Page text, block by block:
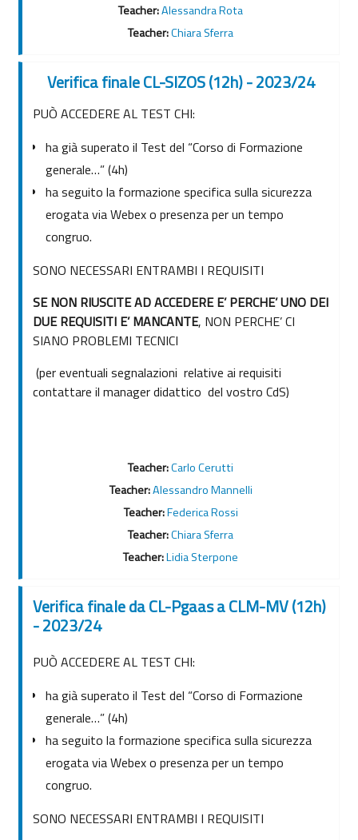
Teacher:Alessandra Rota
Teacher:Chiara Sferra
Verifica finale CL-SIZOS (12h) - 2023/24
PUÒ ACCEDERE AL TEST CHI:
ha già superato il Test del “Corso di Formazione
generale…” (4h)
ha seguito la formazione specifica sulla sicurezza
erogata via Webex o presenza per un tempo
congruo.
SONO NECESSARI ENTRAMBI I REQUISITI
SE NON RIUSCITE AD ACCEDERE E’ PERCHE’ UNO DEI
DUE REQUISITI E’ MANCANTE, NON PERCHE’ CI
SIANO PROBLEMI TECNICI
(per eventuali segnalazioni relative ai requisiti
contattare il manager didattico del vostro CdS)
Teacher:Carlo Cerutti
Teacher:Alessandro Mannelli
Teacher:Federica Rossi
Teacher:Chiara Sferra
Teacher:Lidia Sterpone
Verifica finale da CL-Pgaas a CLM-MV (12h)
- 2023/24
PUÒ ACCEDERE AL TEST CHI:
ha già superato il Test del “Corso di Formazione
generale…” (4h)
ha seguito la formazione specifica sulla sicurezza
erogata via Webex o presenza per un tempo
congruo.
SONO NECESSARI ENTRAMBI I REQUISITI